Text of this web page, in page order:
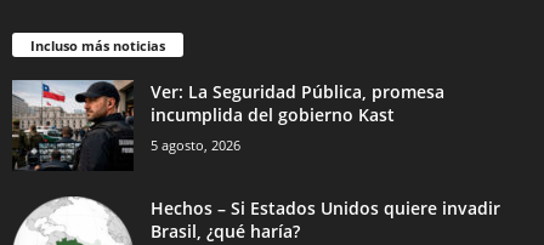
Incluso más noticias
Ver: La Seguridad Pública, promesa
incumplida del gobierno Kast
5 agosto, 2026
Hechos – Si Estados Unidos quiere invadir
Brasil, ¿qué haría?